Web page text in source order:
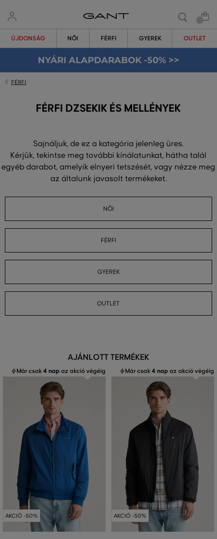
ÚJDONSÁG NŐI FÉRFI GYEREK OUTLET
NYÁRI ALAPDARABOK -50% >>
FÉRFI
FÉRFI DZSEKIK ÉS MELLÉNYEK
Sajnáljuk, de ez a kategória jelenleg üres.
Kérjük, tekintse meg további kínálatunkat, hátha talál
egyéb darabot, amelyik elnyeri tetszését, vagy nézze meg
az általunk javasolt termékeket.
NŐI
FÉRFI
GYEREK
OUTLET
AJÁNLOTT TERMÉKEK
Már csak4 nap az akció végéig
AKCIÓ -50%
Már csak4 nap az akció végéig
AKCIÓ -50%